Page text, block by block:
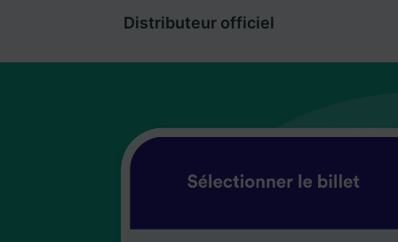
Distributeur officiel